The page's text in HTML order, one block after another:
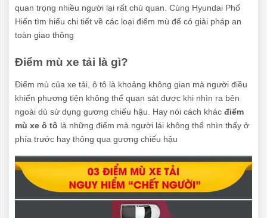
quan trọng nhiều người lại rất chủ quan. Cùng Hyundai Phố
Hiến tìm hiểu chi tiết về các loại điểm mù để có giải pháp an
toàn giao thông
Điểm mù xe tải là gì?
Điểm mù của xe tải, ô tô là khoảng không gian mà người điều
khiển phương tiện không thể quan sát được khi nhìn ra bên
ngoài dù sử dụng gương chiếu hậu. Hay nói cách khác điểm
mù xe ô tô là những điểm mà người lái không thể nhìn thấy ở
phía trước hay thông qua gương chiếu hậu